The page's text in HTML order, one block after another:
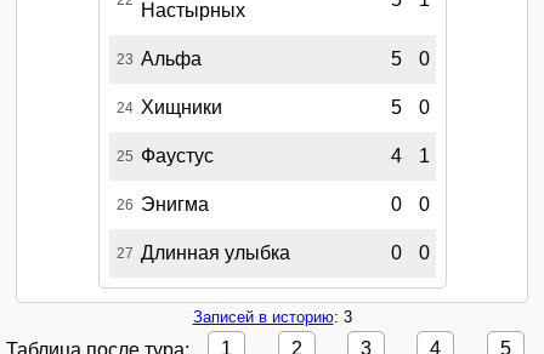
Настырных
23 Альфа 5 0
24 Хищники 5 0
25 Фаустус 4 1
26 Энигма 0 0
27 Длинная улыбка 0 0
Записей в историю: 3
Таблица после тура: 1 2 3 4 5